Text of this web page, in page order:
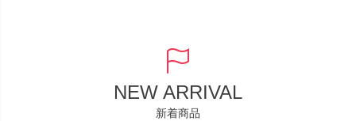
NEW ARRIVAL
新着商品